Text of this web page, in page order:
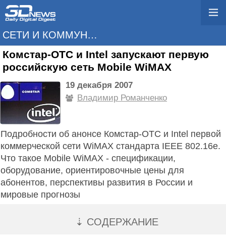
СЕТИ И КОММУНИКАЦИИ
Комстар-ОТС и Intel запускают первую
российскую сеть Mobile WiMAX
19 декабря 2007
Владимир Романченко
Подробности об анонсе Комстар-ОТС и Intel первой
коммерческой сети WiMAX стандарта IEEE 802.16e.
Что такое Mobile WiMAX - спецификации,
оборудование, ориентировочные цены для
абонентов, перспективы развития в России и
мировые прогнозы
⇣ СОДЕРЖАНИЕ